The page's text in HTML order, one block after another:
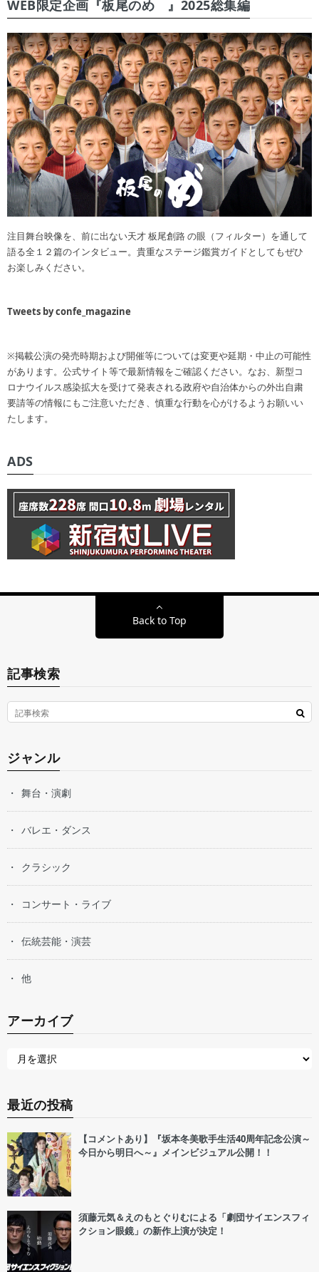
WEB限定企画『板尾のめ゙』2025総集編
注目舞台映像を、前に出ない天才 板尾創路 の眼（フィルター）を通して
語る全１２篇のインタビュー。貴重なステージ鑑賞ガイドとしてもぜひ
お楽しみください。
Tweets by confe_magazine
※掲載公演の発売時期および開催等については変更や延期・中止の可能性
があります。公式サイト等で最新情報をご確認ください。なお、新型コ
ロナウイルス感染拡大を受けて発表される政府や自治体からの外出自粛
要請等の情報にもご注意いただき、慎重な行動を心がけるようお願いい
たします。
ADS
Back to Top
記事検索
ジャンル
舞台・演劇
バレエ・ダンス
クラシック
コンサート・ライブ
伝統芸能・演芸
他
アーカイブ
最近の投稿
【コメントあり】『坂本冬美歌手生活40周年記念公演～
今日から明日へ～』メインビジュアル公開！！
須藤元気＆えのもとぐりむによる「劇団サイエンスフィ
クション眼鏡」の新作上演が決定！